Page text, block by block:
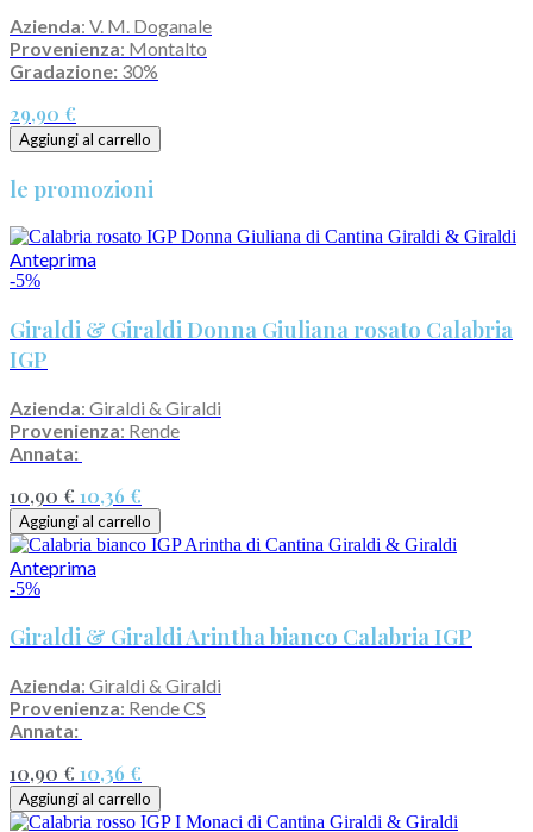
Azienda: V. M. Doganale
Provenienza: Montalto
Gradazione: 30%
29,90 €
Aggiungi al carrello
le promozioni
Anteprima
-5%
Giraldi & Giraldi Donna Giuliana rosato Calabria
IGP
Azienda: Giraldi & Giraldi
Provenienza: Rende
Annata:
10,90 € 10,36 €
Aggiungi al carrello
Anteprima
-5%
Giraldi & Giraldi Arintha bianco Calabria IGP
Azienda: Giraldi & Giraldi
Provenienza: Rende CS
Annata:
10,90 € 10,36 €
Aggiungi al carrello